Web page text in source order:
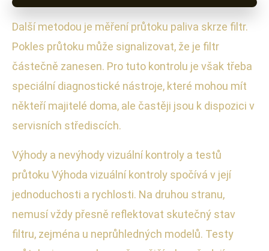
Další metodou je měření průtoku paliva skrze filtr.
Pokles průtoku může signalizovat, že je filtr
částečně zanesen. Pro tuto kontrolu je však třeba
speciální diagnostické nástroje, které mohou mít
někteří majitelé doma, ale častěji jsou k dispozici v
servisních střediscích.
Výhody a nevýhody vizuální kontroly a testů
průtoku Výhoda vizuální kontroly spočívá v její
jednoduchosti a rychlosti. Na druhou stranu,
nemusí vždy přesně reflektovat skutečný stav
filtru, zejména u neprůhledných modelů. Testy